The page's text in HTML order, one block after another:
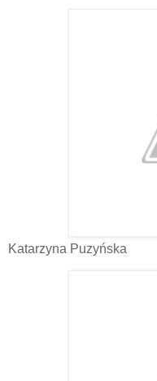
Katarzyna Puzyńska